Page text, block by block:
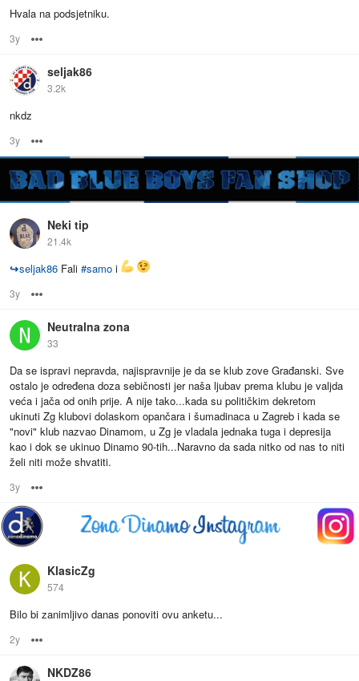
Hvala na podsjetniku.
3y
seljak86
3.2k
nkdz
3y
Neki tip
21.4k
↪seljak86 Fali #samo i
3y
Neutralna zona
33
Da se ispravi nepravda, najispravnije je da se klub zove Građanski. Sve
ostalo je određena doza sebičnosti jer naša ljubav prema klubu je valjda
veća i jača od onih prije. A nije tako...kada su političkim dekretom
ukinuti Zg klubovi dolaskom opančara i šumadinaca u Zagreb i kada se
"novi" klub nazvao Dinamom, u Zg je vladala jednaka tuga i depresija
kao i dok se ukinuo Dinamo 90-tih...Naravno da sada nitko od nas to niti
želi niti može shvatiti.
3y
KlasicZg
574
Bilo bi zanimljivo danas ponoviti ovu anketu...
2y
NKDZ86